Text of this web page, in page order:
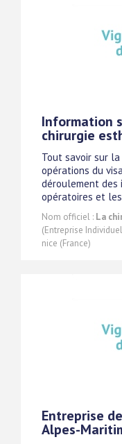
Information
chirurgie
Tout savoir sur
opérations du
déroulement
opératoires et
Nom officiel : La
(Entreprise
nice (France)
Entreprise
Alpes-